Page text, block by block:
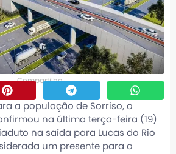
Compartilhe
a população de Sorriso, o
na última terça-feira (19)
na saída para Lucas do Rio
um presente para a